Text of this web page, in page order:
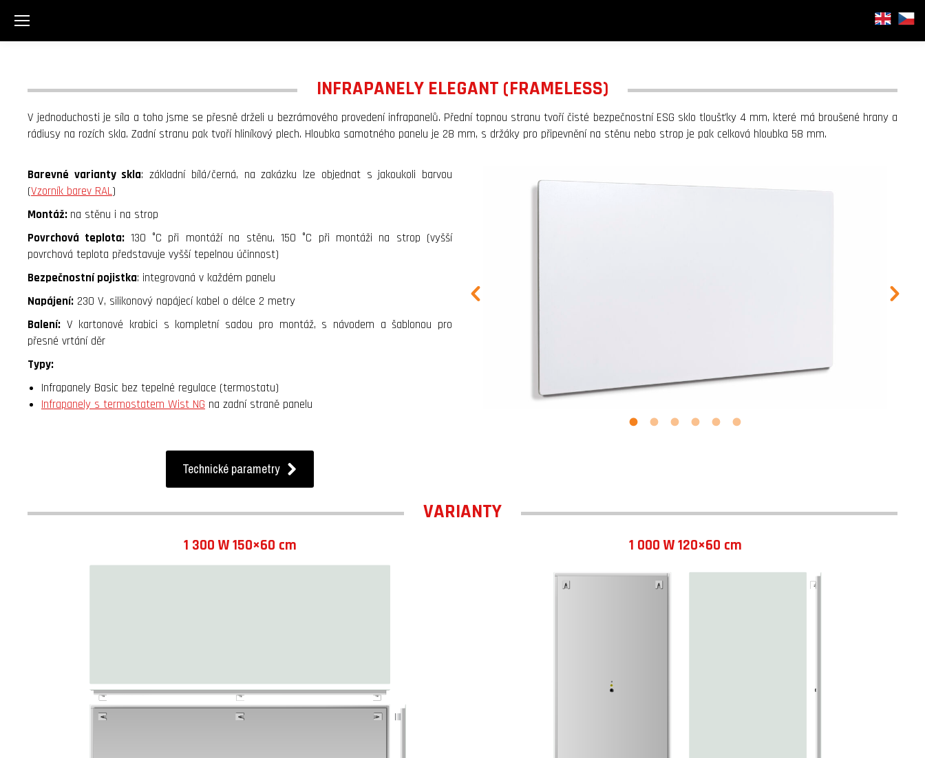
INFRAPANELY ELEGANT (FRAMELESS)
V jednoduchosti je síla a toho jsme se přesně drželi u bezrámového provedení infrapanelů. Přední topnou stranu tvoří čisté bezpečnostní ESG sklo tloušťky 4 mm, které má broušené hrany a
rádiusy na rozích skla. Zadní stranu pak tvoří hliníkový plech. Hloubka samotného panelu je 28 mm, s držáky pro připevnění na stěnu nebo strop je pak celková hloubka 58 mm.
Barevné varianty skla: základní bílá/černá, na zakázku lze objednat s jakoukoli barvou
(Vzorník barev RAL)
Montáž: na stěnu i na strop
Povrchová teplota: 130 °C při montáží na stěnu, 150 °C při montáži na strop (vyšší
povrchová teplota představuje vyšší tepelnou účinnost)
Bezpečnostní pojistka: integrovaná v každém panelu
Napájení: 230 V, silikonový napájecí kabel o délce 2 metry
Balení: V kartonové krabici s kompletní sadou pro montáž, s návodem a šablonou pro
přesné vrtání děr
Typy:
Infrapanely Basic bez tepelné regulace (termostatu)
Infrapanely s termostatem Wist NG na zadní straně panelu
Technické parametry
VARIANTY
1 300 W 150×60 cm 1 000 W 120×60 cm